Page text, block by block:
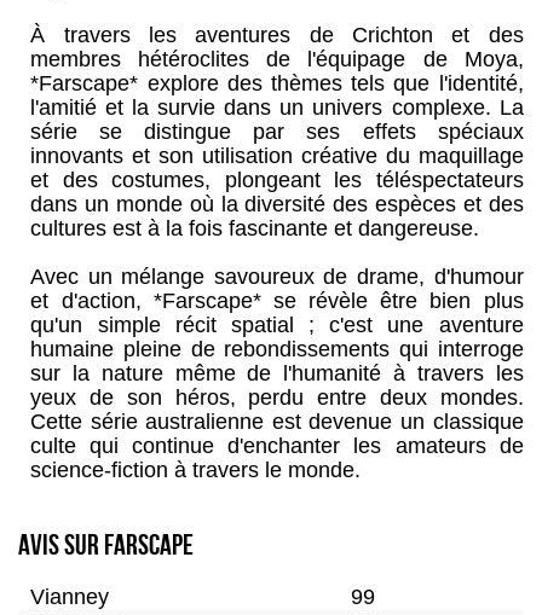
À travers les aventures de Crichton et des
membres hétéroclites de l'équipage de Moya,
*Farscape* explore des thèmes tels que l'identité,
l'amitié et la survie dans un univers complexe. La
série se distingue par ses effets spéciaux
innovants et son utilisation créative du maquillage
et des costumes, plongeant les téléspectateurs
dans un monde où la diversité des espèces et des
cultures est à la fois fascinante et dangereuse.
Avec un mélange savoureux de drame, d'humour
et d'action, *Farscape* se révèle être bien plus
qu'un simple récit spatial ; c'est une aventure
humaine pleine de rebondissements qui interroge
sur la nature même de l'humanité à travers les
yeux de son héros, perdu entre deux mondes.
Cette série australienne est devenue un classique
culte qui continue d'enchanter les amateurs de
science-fiction à travers le monde.
Avis sur Farscape
Vianney
99